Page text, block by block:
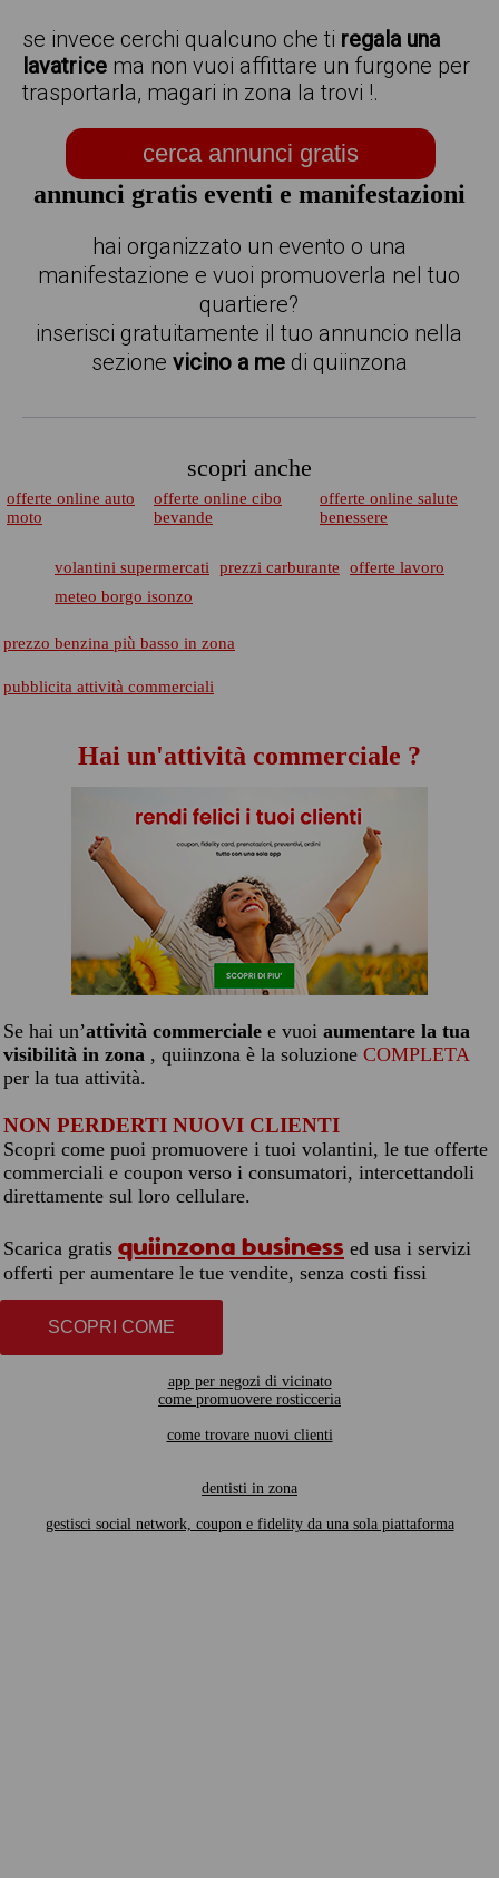
se invece cerchi qualcuno che ti regala una
lavatrice ma non vuoi affittare un furgone per
trasportarla, magari in zona la trovi !.
cerca annunci gratis
annunci gratis eventi e manifestazioni
hai organizzato un evento o una
manifestazione e vuoi promuoverla nel tuo
quartiere?
inserisci gratuitamente il tuo annuncio nella
sezione vicino a medi quiinzona
scopri anche
offerte online auto
moto
offerte online cibo
bevande
offerte online salute
benessere
volantini supermercati prezzi carburante
offerte lavoro
meteo borgo isonzo
prezzo benzina più basso in zona
pubblicita attività commerciali
Hai un'attività commerciale ?
Se hai un’attività commerciale e vuoi aumentare la tua
visibilità in zona , quiinzona è la soluzione COMPLETA
per la tua attività.
NON PERDERTI NUOVI CLIENTI
Scopri come puoi promuovere i tuoi volantini, le tue offerte
commerciali e coupon verso i consumatori, intercettandoli
direttamente sul loro cellulare.
Scarica gratis quiinzona business ed usa i servizi
offerti per aumentare le tue vendite, senza costi fissi
SCOPRI COME
app per negozi di vicinato
come promuovere rosticceria
come trovare nuovi clienti
dentisti in zona
gestisci social network, coupon e fidelity da una sola piattaforma